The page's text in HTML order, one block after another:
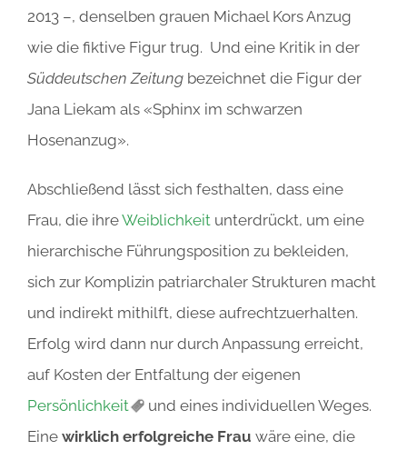
2013 –, denselben grauen Michael Kors Anzug
wie die fiktive Figur trug. Und eine Kritik in der
Süddeutschen Zeitung bezeichnet die Figur der
Jana Liekam als «Sphinx im schwarzen
Hosenanzug».
Abschließend lässt sich festhalten, dass eine
Frau, die ihreWeiblichkeit unterdrückt, um eine
hierarchische Führungsposition zu bekleiden,
sich zur Komplizin patriarchaler Strukturen macht
und indirekt mithilft, diese aufrechtzuerhalten.
Erfolg wird dann nur durch Anpassung erreicht,
auf Kosten der Entfaltung der eigenen
Persönlichkeit
und eines individuellen Weges.
Eine wirklich erfolgreiche Frau wäre eine, die